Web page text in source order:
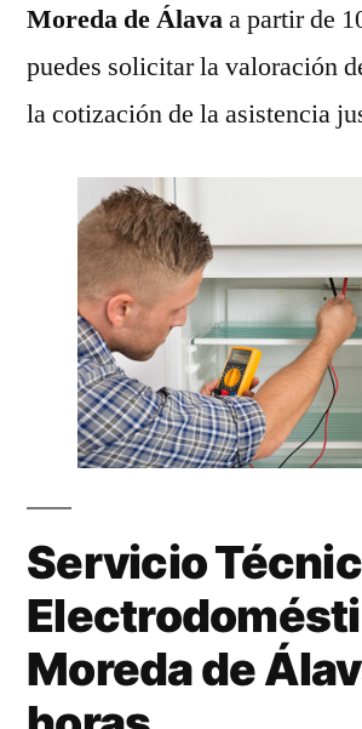
Moreda de Álavaa partir de
puedes solicitar la valoración
la cotización de la asistencia
Servicio
Moreda de